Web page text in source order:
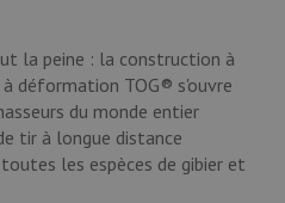
la peine : la construction à
déformation TOG® s'ouvre
du monde entier
tir à longue distance
les espèces de gibier et